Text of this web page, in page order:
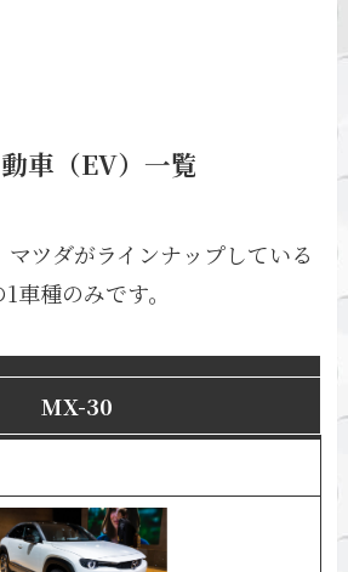
車（EV）一覧
マツダがラインナップしている
車種のみです。
MX-30